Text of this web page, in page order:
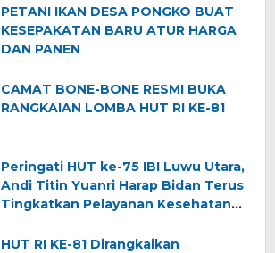
PETANI IKAN DESA PONGKO BUAT
KESEPAKATAN BARU ATUR HARGA
DAN PANEN
CAMAT BONE-BONE RESMI BUKA
RANGKAIAN LOMBA HUT RI KE-81
Peringati HUT ke-75 IBI Luwu Utara,
Andi Titin Yuanri Harap Bidan Terus
Tingkatkan Pelayanan Kesehatan
HUT RI KE-81 Dirangkaikan